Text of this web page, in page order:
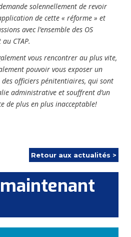
demande solennellement de revoir
de cette « réforme » et
avec l’ensemble des OS
CTAP.
vous rencontrer au plus vite,
pouvoir vous exposer un
officiers pénitentiaires, qui sont
administrative et souffrent d’un
de plus en plus inacceptable!
Retour aux actualités >